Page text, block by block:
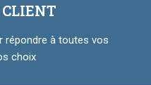
répondre à toutes vos
choix